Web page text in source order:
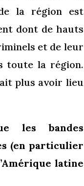
la région est
dont de hauts
et de leur
toute la région.
plus avoir lieu
les bandes
(en particulier
latine